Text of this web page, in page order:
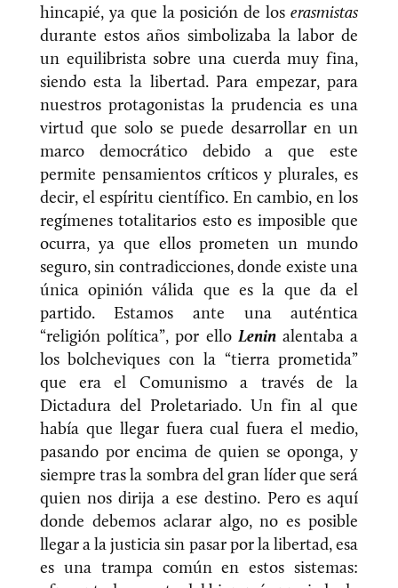
hincapié, ya que la posición de loserasmistas
durante estos años simbolizaba la labor de
un equilibrista sobre una cuerda muy fina,
siendo esta la libertad. Para empezar, para
nuestros protagonistas la prudencia es una
virtud que solo se puede desarrollar en un
marco democrático debido a que este
permite pensamientos críticos y plurales, es
decir, el espíritu científico. En cambio, en los
regímenes totalitarios esto es imposible que
ocurra, ya que ellos prometen un mundo
seguro, sin contradicciones, donde existe una
única opinión válida que es la que da el
partido. Estamos ante una auténtica
“religión política”, por ello Leninalentaba a
los bolcheviques con la “tierra prometida”
que era el Comunismo a través de la
Dictadura del Proletariado. Un fin al que
había que llegar fuera cual fuera el medio,
pasando por encima de quien se oponga, y
siempre tras la sombra del gran líder que será
quien nos dirija a ese destino. Pero es aquí
donde debemos aclarar algo, no es posible
llegar a la justicia sin pasar por la libertad, esa
es una trampa común en estos sistemas: